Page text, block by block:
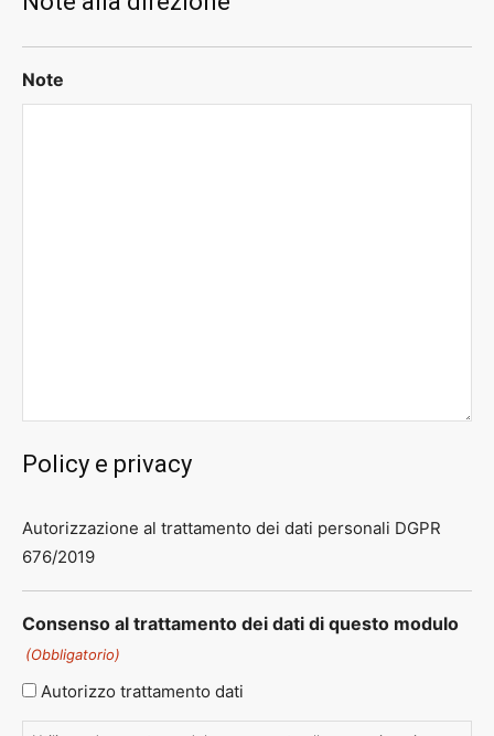
Note
Policy e privacy
Autorizzazione al trattamento dei dati personali DGPR
676/2019
Consenso al trattamento dei dati di questo modulo
(Obbligatorio)
Autorizzo trattamento dati